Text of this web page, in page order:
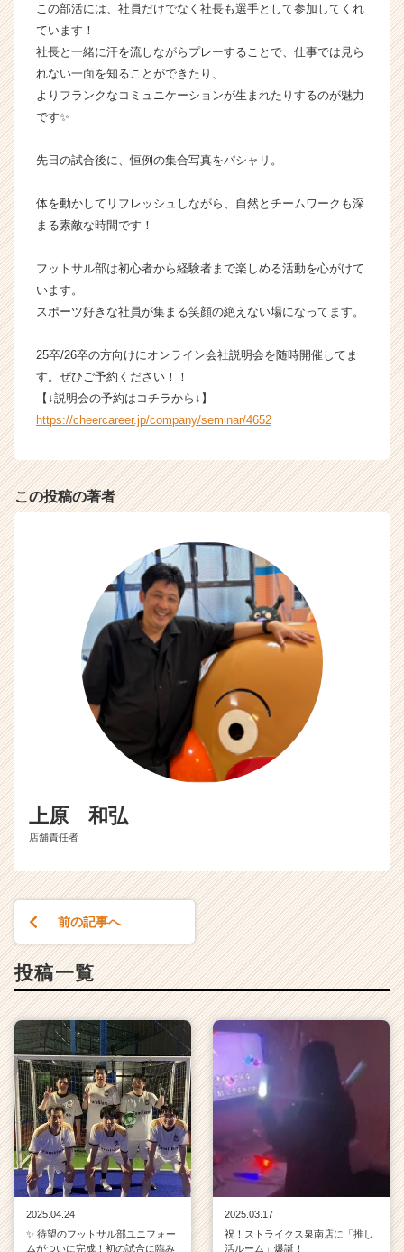
イ
|
ベ
ン
ー・
成
企
業
ら
カ
ウ
が
届
く
就
チ
キ
ャ
リ
ア
（C
h
e
この部活には、社員だけでなく社長も選手として参加してくれ
ています！
社長と一緒に汗を流しながらプレーすることで、仕事では見ら
れない一面を知ることができたり、
よりフランクなコミュニケーションが生まれたりするのが魅力
です✨
先日の試合後に、恒例の集合写真をパシャリ。
体を動かしてリフレッシュしながら、自然とチームワークも深
まる素敵な時間です！
フットサル部は初心者から経験者まで楽しめる活動を心がけて
います。
スポーツ好きな社員が集まる笑顔の絶えない場になってます。
25卒/26卒の方向けにオンライン会社説明会を随時開催してま
す。ぜひご予約ください！！
【↓説明会の予約はコチラから↓】
https://cheercareer.jp/company/seminar/4652
この投稿の著者
上原 和弘
店舗責任者
前の記事へ
投稿一覧
2025.04.24
✨ 待望のフットサル部ユニフォー
ムがついに完成！初の試合に臨み
2025.03.17
祝！ストライクス泉南店に「推し
活ルーム」爆誕！